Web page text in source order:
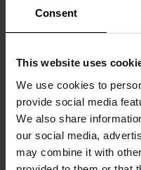
Consent
This website uses
We use cookies to
provide social media
We also share
our social media,
may combine it with
Projekte, die zeigen
möglich ist.
Tools